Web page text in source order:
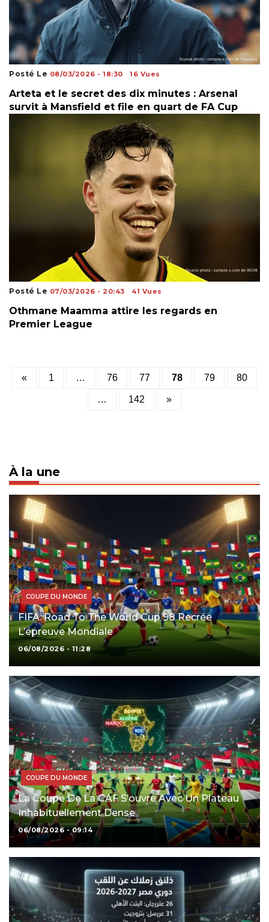
Posté Le 08/03/2026 - 18:30 16 Vues
Arteta et le secret des dix minutes : Arsenal
survit à Mansfield et file en quart de FA Cup
Posté Le 07/03/2026 - 20:43 41 Vues
Othmane Maamma attire les regards en
Premier League
Posts
pagination
« 1 … 76 77 78 79 80
… 142 »
À la une
COUPE DU MONDE
FIFA: Road To The World Cup 98 Recrée
L’épreuve Mondiale
06/08/2026 - 11:28
COUPE DU MONDE
La Coupe De La CAF S’ouvre Avec Un Plateau
Inhabituellement Dense
06/08/2026 - 09:14